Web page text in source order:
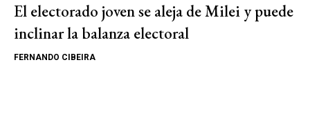
El electorado joven se aleja de Milei y puede
inclinar la balanza electoral
FERNANDO CIBEIRA